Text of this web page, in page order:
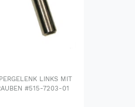
LINKS MIT
#515-7203-01